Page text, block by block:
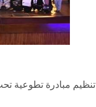
تنظيم مبادرة تطوعية تحت شعار بايدينا نجملها بمشاركة 140